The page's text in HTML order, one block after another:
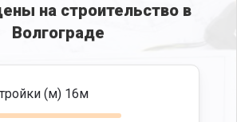
на строительство в
Волгограде
(м) 16м